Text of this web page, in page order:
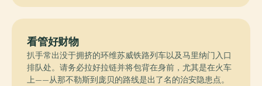
看管好财物
扒手常出没于拥挤的环维苏威铁路列车以及马里纳门入口
排队处。请务必拉好拉链并将包背在身前，尤其是在火车
上——从那不勒斯到庞贝的路线是出了名的治安隐患点。